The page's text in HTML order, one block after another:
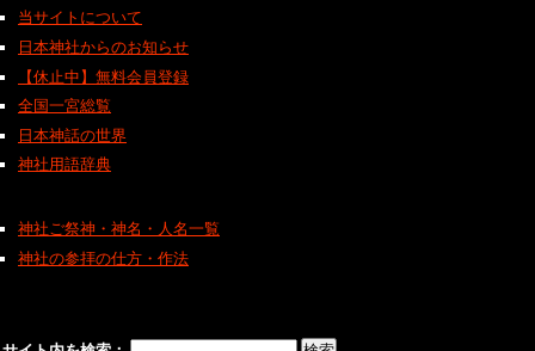
当サイトについて
日本神社からのお知らせ
【休止中】無料会員登録
全国一宮総覧
日本神話の世界
神社用語辞典
神社ご祭神・神名・人名一覧
神社の参拝の仕方・作法